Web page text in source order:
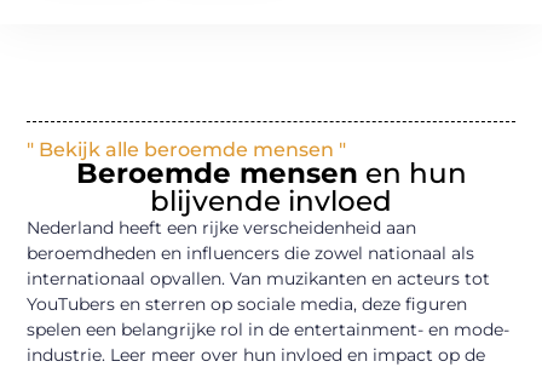
" Bekijk alle beroemde mensen "
Beroemde mensen en hun
blijvende invloed
Nederland heeft een rijke verscheidenheid aan
beroemdheden en influencers die zowel nationaal als
internationaal opvallen. Van muzikanten en acteurs tot
YouTubers en sterren op sociale media, deze figuren
spelen een belangrijke rol in de entertainment- en mode-
industrie. Leer meer over hun invloed en impact op de